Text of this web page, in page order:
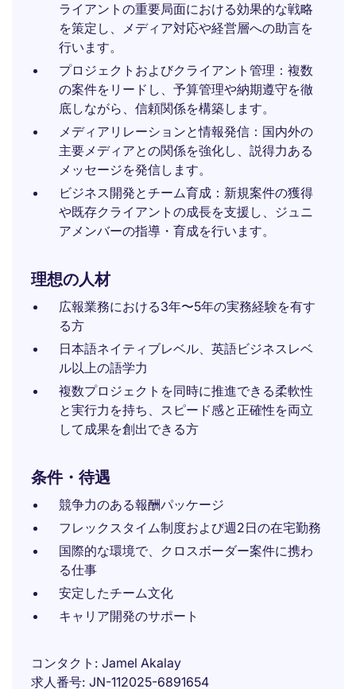
ライアントの重要局面における効果的な戦略
を策定し、メディア対応や経営層への助言を
行います。
プロジェクトおよびクライアント管理：複数
の案件をリードし、予算管理や納期遵守を徹
底しながら、信頼関係を構築します。
メディアリレーションと情報発信：国内外の
主要メディアとの関係を強化し、説得力ある
メッセージを発信します。
ビジネス開発とチーム育成：新規案件の獲得
や既存クライアントの成長を支援し、ジュニ
アメンバーの指導・育成を行います。
理想の人材
広報業務における3年〜5年の実務経験を有す
る方
日本語ネイティブレベル、英語ビジネスレベ
ル以上の語学力
複数プロジェクトを同時に推進できる柔軟性
と実行力を持ち、スピード感と正確性を両立
して成果を創出できる方
条件・待遇
競争力のある報酬パッケージ
フレックスタイム制度および週2日の在宅勤務
国際的な環境で、クロスボーダー案件に携わ
る仕事
安定したチーム文化
キャリア開発のサポート
コンタクト
Jamel Akalay
求人番号 JN-112025-6891654